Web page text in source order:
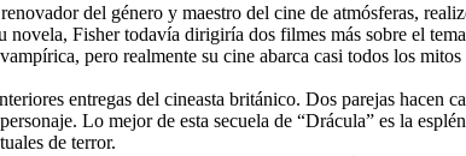
del género y maestro del cine de atmósferas,
Fisher todavía dirigiría dos filmes más sobre el
pero realmente su cine abarca casi todos los
entregas del cineasta británico. Dos parejas hacen
Lo mejor de esta secuela de “Drácula” es la
de terror.